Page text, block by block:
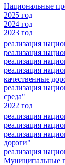
Национальные
2025 год
2024 год
2023 год
реализация
реализация
реализация
реализация
качественные
реализация
среда"
2022 год
реализация
реализация
реализация
дороги"
реализация
Муниципальные